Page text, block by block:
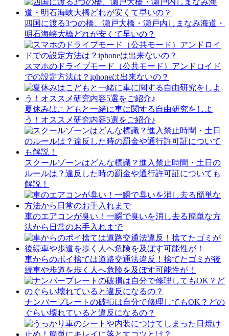
四国に渡る3つの橋、瀬戸大橋・瀬戸内しまなみ海道・
明石海峡大橋どれが安くて早いの？
スマホのドライブモード（公共モード）アンドロイド
での設定方法は？iphoneは出来ないの？
夏休みはこどもと一緒に車に関する自由研究をしよ
う！オススメ研究内容5選をご紹介♪
スクールゾーンはどんな標識？進入禁止時間・土日の
ルールは？違反した時の罰金や通行許可証についても
解説！
車のエアコンが臭い！一瞬で臭いを消し去る簡単な方
法から日常のお手入れまで
車からのポイ捨ては道路交通法違反！捨てたゴミが後
続車や歩道を歩く人へ危険を及ぼす可能性が！
ナンバープレートの破損は自分で修理してもOK？どの
ぐらい壊れていると違反になるの？